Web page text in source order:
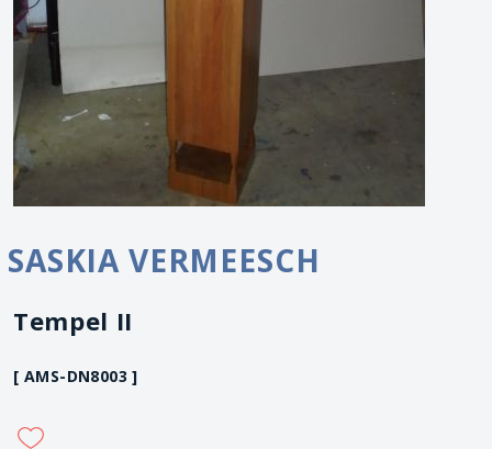
SASKIA VERMEESCH
Tempel II
[ AMS-DN8003 ]